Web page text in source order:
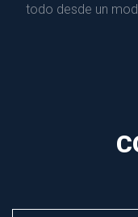
todo desde un